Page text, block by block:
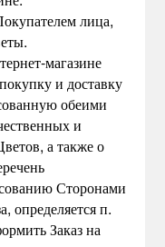
лица,
магазине
и доставку
обеими
и
а также о
Сторонами
определяется п.
Заказ на